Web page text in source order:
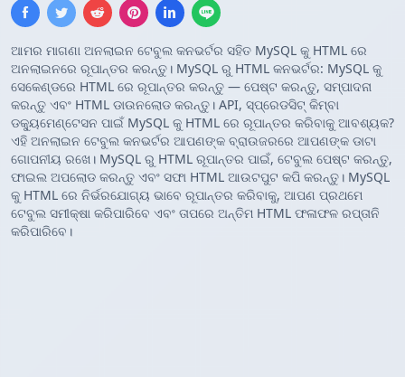
ଆମର ମାଗଣା ଅନଲାଇନ ଟେବୁଲ କନଭର୍ଟର ସହିତ MySQL କୁ HTML ରେ
ଅନଲାଇନରେ ରୂପାନ୍ତର କରନ୍ତୁ। MySQL ରୁ HTML କନଭର୍ଟର: MySQL କୁ
ସେକେଣ୍ଡରେ HTML ରେ ରୂପାନ୍ତର କରନ୍ତୁ — ପେଷ୍ଟ କରନ୍ତୁ, ସମ୍ପାଦନା
କରନ୍ତୁ ଏବଂ HTML ଡାଉନଲୋଡ କରନ୍ତୁ। API, ସ୍ପ୍ରେଡସିଟ୍ କିମ୍ବା
ଡକ୍ୟୁମେଣ୍ଟେସନ ପାଇଁ MySQL କୁ HTML ରେ ରୂପାନ୍ତର କରିବାକୁ ଆବଶ୍ୟକ?
ଏହି ଅନଲାଇନ ଟେବୁଲ କନଭର୍ଟର ଆପଣଙ୍କ ବ୍ରାଉଜରରେ ଆପଣଙ୍କ ଡାଟା
ଗୋପନୀୟ ରଖେ। MySQL ରୁ HTML ରୂପାନ୍ତର ପାଇଁ, ଟେବୁଲ ପେଷ୍ଟ କରନ୍ତୁ,
ଫାଇଲ ଅପଲୋଡ କରନ୍ତୁ ଏବଂ ସଫା HTML ଆଉଟପୁଟ କପି କରନ୍ତୁ। MySQL
କୁ HTML ରେ ନିର୍ଭରଯୋଗ୍ୟ ଭାବେ ରୂପାନ୍ତର କରିବାକୁ, ଆପଣ ପ୍ରଥମେ
ଟେବୁଲ ସମୀକ୍ଷା କରିପାରିବେ ଏବଂ ତାପରେ ଅନ୍ତିମ HTML ଫଳାଫଳ ରପ୍ତାନି
କରିପାରିବେ।